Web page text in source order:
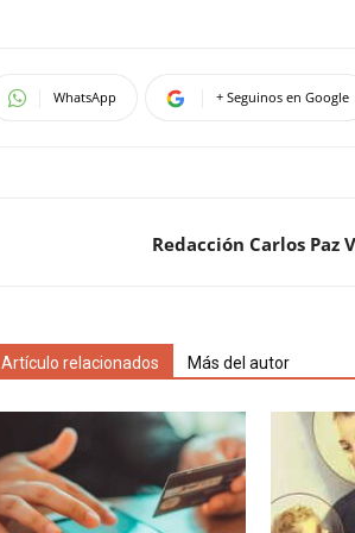
WhatsApp + Seguinos en Google
Redacción Carlos Paz
Artículo relacionados Más del autor